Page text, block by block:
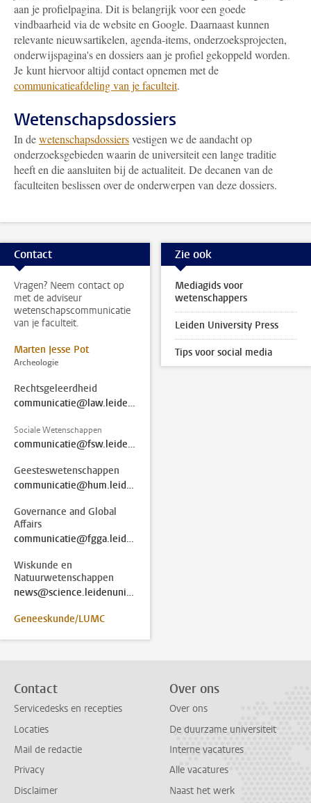
aan je profielpagina. Dit is belangrijk voor een goede
vindbaarheid via de website en Google. Daarnaast kunnen
relevante nieuwsartikelen, agenda-items, onderzoeksprojecten,
onderwijspagina's en dossiers aan je profiel gekoppeld worden.
Je kunt hiervoor altijd contact opnemen met de
communicatieafdeling van je faculteit.
Wetenschapsdossiers
In dewetenschapsdossiersvestigen we de aandacht op
onderzoeksgebieden waarin de universiteit een lange traditie
heeft en die aansluiten bij de actualiteit. De decanen van de
faculteiten beslissen over de onderwerpen van deze dossiers.
Contact
Vragen? Neem contact op
met de adviseur
wetenschapscommunicatie
van je faculteit.
Marten Jesse Pot
Archeologie
Rechtsgeleerdheid
communicatie@law.leidenuniv.nl
Sociale Wetenschappen
communicatie@fsw.leidenuniv.nl
Geesteswetenschappen
communicatie@hum.leidenuniv.nl
Governance and Global
Affairs
communicatie@fgga.leidenuniv.nl
Wiskunde en
Natuurwetenschappen
news@science.leidenuniv.nl
Geneeskunde/LUMC
Zie ook
Mediagids voor
wetenschappers
Leiden University Press
Tips voor social media
Contact
Servicedesks en recepties
Locaties
Mail de redactie
Privacy
Disclaimer
Over ons
Over ons
De duurzame universiteit
Interne vacatures
Alle vacatures
Naast het werk